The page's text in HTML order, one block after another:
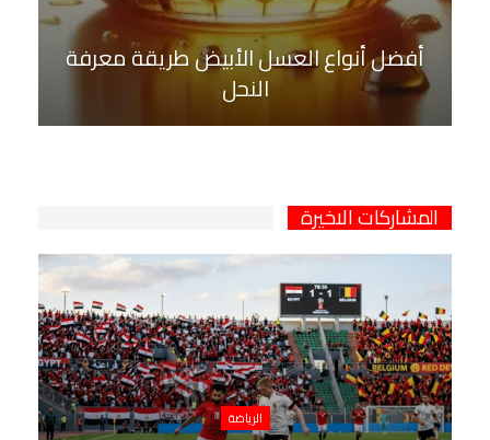
أفضل أنواع العسل الأبيض طريقة معرفة
النحل
المشاركات الاخيرة
الرياضة